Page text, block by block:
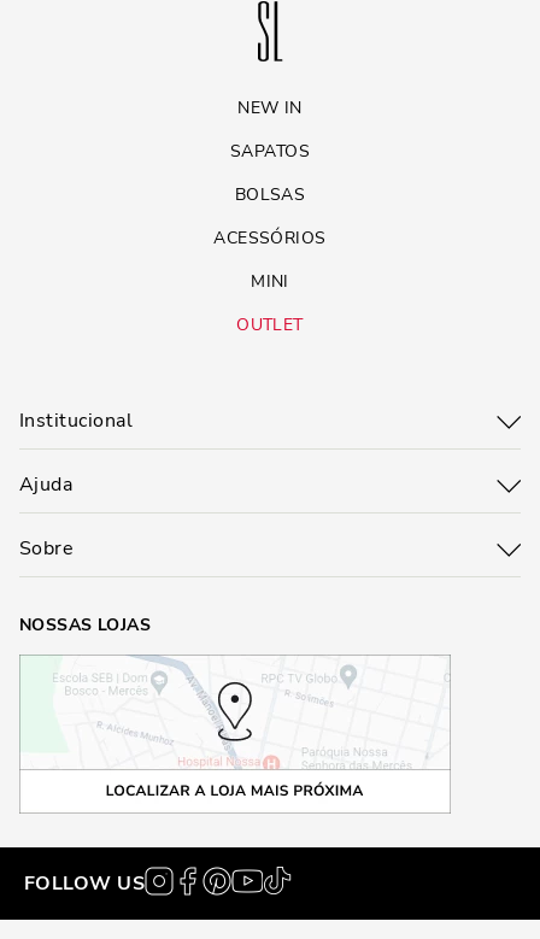
NEW IN
SAPATOS
BOLSAS
ACESSÓRIOS
MINI
OUTLET
Institucional
Ajuda
Sobre
NOSSAS LOJAS
FOLLOW US